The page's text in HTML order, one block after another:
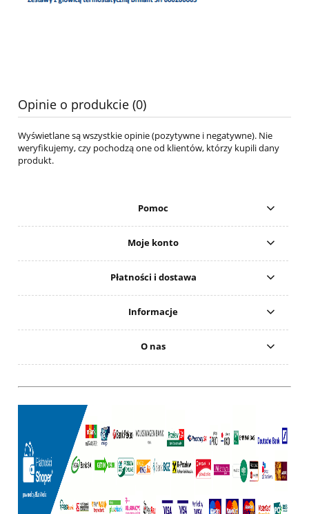
Opinie o produkcie (0)
Wyświetlane są wszystkie opinie (pozytywne i negatywne). Nie
weryfikujemy, czy pochodzą one od klientów, którzy kupili dany
produkt.
Pomoc
Moje konto
Płatności i dostawa
Informacje
O nas